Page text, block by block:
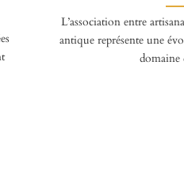
L’association entre
antique représente une
domaine